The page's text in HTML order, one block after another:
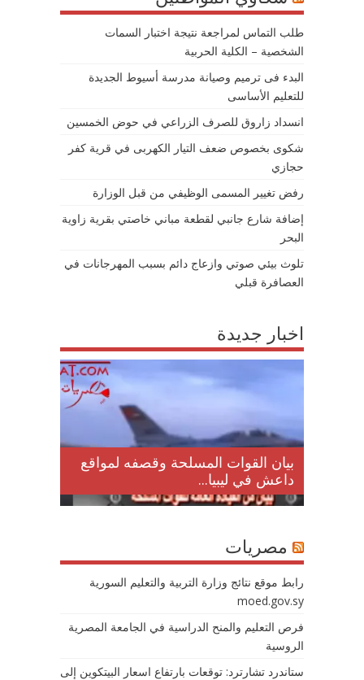
طلب التماس لمراجعة نتيجة اختبار السمات
الشخصية – الكلية الحربية
البدء فى ترميم وصيانة مدرسة أسيوط الجديدة
للتعليم الأساسى
انسداد زاروق للصرف الزراعي في حوض الخمسين
شكوى بخصوص ضعف التيار الكهربى في قرية كفر
حجازي
رفض تغيير المسمى الوظيفي من قبل الوزارة
إضافة شارع جانبي لقطعة مباني خاصتي بقرية زاوية
البحر
تلوث بيئي صوتي وازعاج دائم بسبب المهرجانات في
العصافرة قبلي
اخبار جديدة
بيان القوات المسلحة وقصفه لمواقع
داعش في ليبيا...
مصريات
رابط موقع نتائج وزارة التربية والتعليم السورية
moed.gov.sy
فرص التعليم والمنح الدراسية في الجامعة المصرية
الروسية
ستاندرد تشارترد: توقعات بارتفاع اسعار البيتكوين إلى